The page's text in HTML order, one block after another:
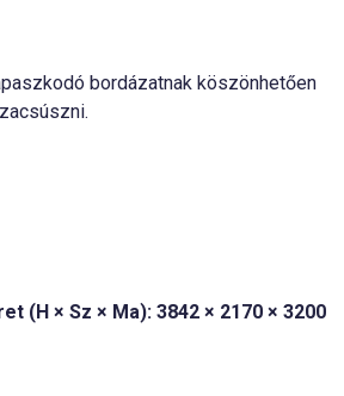
bordázatnak köszönhetően
(H × Sz × Ma): 3842 × 2170 × 3200